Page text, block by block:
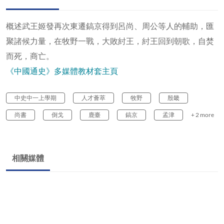
概述武王姬發再次東遷鎬京得到呂尚、周公等人的輔助，匯
聚諸候力量，在牧野一戰，大敗紂王，紂王回到朝歌，自焚
而死，商亡。
《中國通史》多媒體教材套主頁
中史中一上學期 人才薈萃 牧野 殷畿
尚書 倒戈 鹿臺 鎬京 孟津 + 2 more
相關媒體